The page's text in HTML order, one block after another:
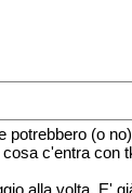
(o
c'entra con